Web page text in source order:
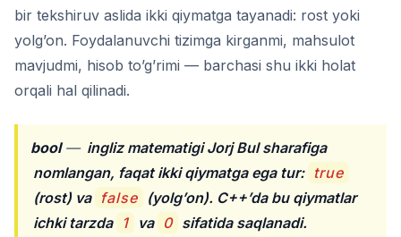
bir tekshiruv aslida ikki qiymatga tayanadi: rost yoki
yolg’on. Foydalanuvchi tizimga kirganmi, mahsulot
mavjudmi, hisob to’g’rimi — barchasi shu ikki holat
orqali hal qilinadi.
bool— ingliz matematigi Jorj Bul sharafiga
nomlangan, faqat ikki qiymatga ega tur: true
(rost) va false (yolg’on). C++’da bu qiymatlar
ichki tarzda 1 va 0 sifatida saqlanadi.